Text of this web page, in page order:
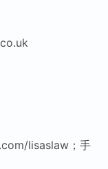
lisaslaw；手